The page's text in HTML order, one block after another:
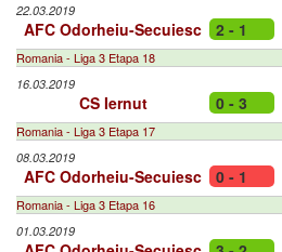
22.03.2019
AFC Odorheiu-Secuiesc 2 - 1
Romania - Liga 3 Etapa 18
16.03.2019
CS Iernut 0 - 3
Romania - Liga 3 Etapa 17
08.03.2019
AFC Odorheiu-Secuiesc 0 - 1
Romania - Liga 3 Etapa 16
01.03.2019